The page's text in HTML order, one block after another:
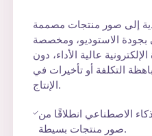
إلى صور منتجات مصممة
بجودة الاستوديو، ومخصصة
عالية الأداء، دون
التكلفة أو تأخيرات في
الإنتاج.
الاصطناعي انطلاقًا من
صور منتجات بسيطة.